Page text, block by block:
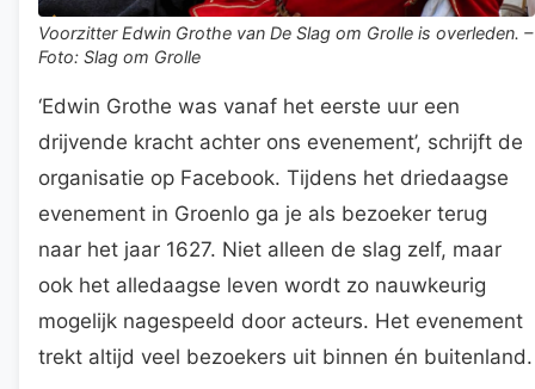
Voorzitter Edwin Grothe van De Slag om Grolle is overleden. –
Foto: Slag om Grolle
‘Edwin Grothe was vanaf het eerste uur een
drijvende kracht achter ons evenement’, schrijft de
organisatie op Facebook. Tijdens het driedaagse
evenement in Groenlo ga je als bezoeker terug
naar het jaar 1627. Niet alleen de slag zelf, maar
ook het alledaagse leven wordt zo nauwkeurig
mogelijk nagespeeld door acteurs. Het evenement
trekt altijd veel bezoekers uit binnen én buitenland.